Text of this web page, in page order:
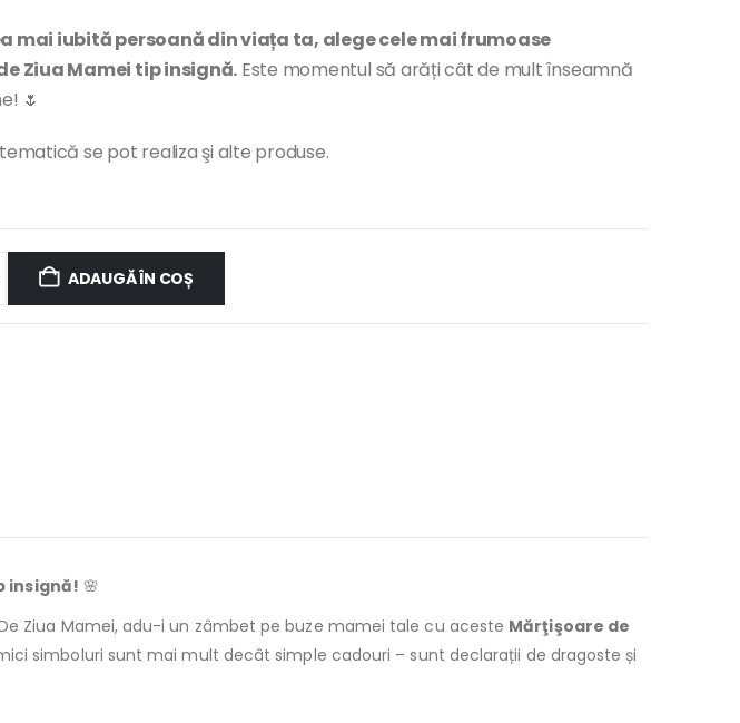
mai iubită persoană din viața ta, alege cele mai frumoase
Ziua Mamei tip insignă. Este momentul să arăți cât de mult înseamnă
🌷
se pot realiza şi alte produse.
ADAUGĂ ÎN COȘ
insignă! 🌸
Ziua Mamei, adu-i un zâmbet pe buze mamei tale cu aceste Mărţişoare de
simboluri sunt mai mult decât simple cadouri – sunt declarații de dragoste și